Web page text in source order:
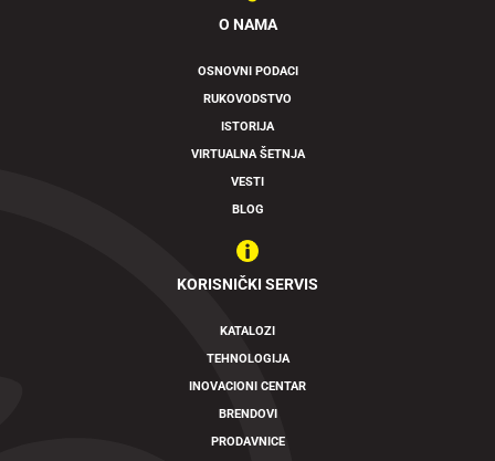
O NAMA
OSNOVNI PODACI
RUKOVODSTVO
ISTORIJA
VIRTUALNA ŠETNJA
VESTI
BLOG
KORISNIČKI SERVIS
KATALOZI
TEHNOLOGIJA
INOVACIONI CENTAR
BRENDOVI
PRODAVNICE